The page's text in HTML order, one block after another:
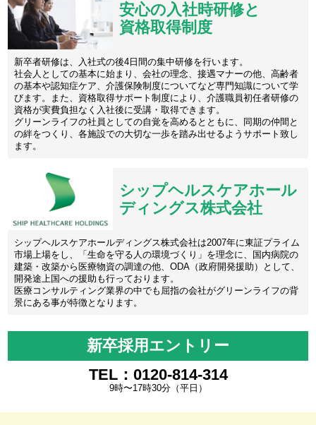
安心の入社時研修と
資格取得制度
新卒者研修は、入社式の後4日間の集中研修を行います。
社会人としての基本に始まり、会社の理念、接遇マナーの他、高齢者
の基本や認知症ケア、介護保険制度についてなど専門知識について学
びます。また、資格取得サポート制度により、介護職員初任者研修の
資格が実費負担なく入社後に受講・取得できます。
グリーンライフの社員としての自覚を高めるとともに、同期の仲間と
の絆をつくり、各施設での大切な一歩を踏み出せるようサポート致し
ます。
シップヘルスケアホール
ディングス株式会社
シップヘルスケアホールディングス株式会社は2007年に東証プライム
市場上場をし、「生命を守る人の環境づくり」を理念に、国内病院の
建築・改築から医療物資の調達の他、ODA（政府開発援助）として、
開発途上国への援助も行っております。
医療コンサルティング業界の中でも屈指の会社がグリーンライフの背
景にある事が特徴となります。
新卒採用エントリー
TEL：0120-814-314
9時〜17時30分（平日）